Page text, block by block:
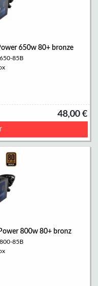
650w 80+ bronze
85B
48,00 €
800w 80+ bronz
85B